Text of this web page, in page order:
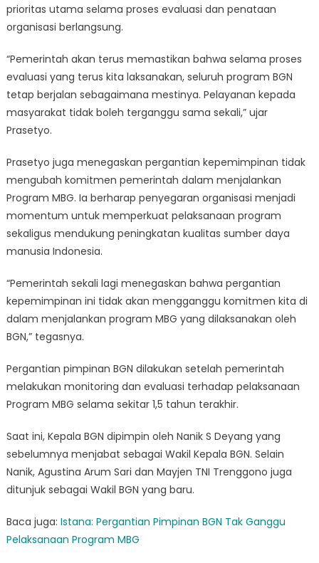
prioritas utama selama proses evaluasi dan penataan
organisasi berlangsung.
“Pemerintah akan terus memastikan bahwa selama proses
evaluasi yang terus kita laksanakan, seluruh program BGN
tetap berjalan sebagaimana mestinya. Pelayanan kepada
masyarakat tidak boleh terganggu sama sekali,” ujar
Prasetyo.
Prasetyo juga menegaskan pergantian kepemimpinan tidak
mengubah komitmen pemerintah dalam menjalankan
Program MBG. Ia berharap penyegaran organisasi menjadi
momentum untuk memperkuat pelaksanaan program
sekaligus mendukung peningkatan kualitas sumber daya
manusia Indonesia.
“Pemerintah sekali lagi menegaskan bahwa pergantian
kepemimpinan ini tidak akan mengganggu komitmen kita di
dalam menjalankan program MBG yang dilaksanakan oleh
BGN,” tegasnya.
Pergantian pimpinan BGN dilakukan setelah pemerintah
melakukan monitoring dan evaluasi terhadap pelaksanaan
Program MBG selama sekitar 1,5 tahun terakhir.
Saat ini, Kepala BGN dipimpin oleh Nanik S Deyang yang
sebelumnya menjabat sebagai Wakil Kepala BGN. Selain
Nanik, Agustina Arum Sari dan Mayjen TNI Trenggono juga
ditunjuk sebagai Wakil BGN yang baru.
Baca juga: Istana: Pergantian Pimpinan BGN Tak Ganggu
Pelaksanaan Program MBG